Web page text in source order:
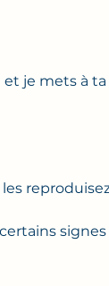
et je mets à
signes